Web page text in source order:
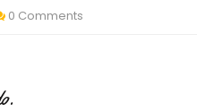
0 Comments